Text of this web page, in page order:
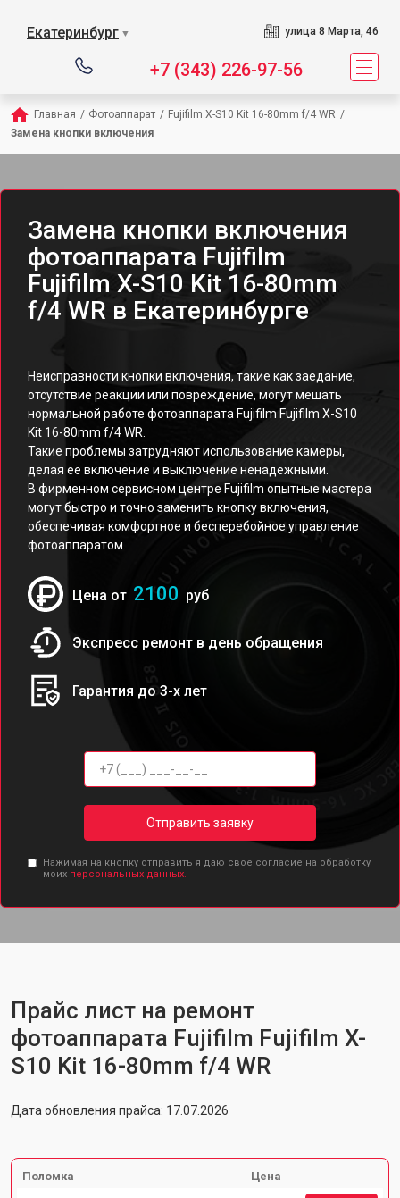
Екатеринбург ▼ улица 8 Марта, 46
+7 (343) 226-97-56
Главная / Фотоаппарат / Fujifilm X-S10 Kit 16-80mm f/4 WR /
Замена кнопки включения
Замена кнопки включения
фотоаппарата Fujifilm
Fujifilm X-S10 Kit 16-80mm
f/4 WR в Екатеринбурге
Неисправности кнопки включения, такие как заедание,
отсутствие реакции или повреждение, могут мешать
нормальной работе фотоаппарата Fujifilm Fujifilm X-S10
Kit 16-80mm f/4 WR.
Такие проблемы затрудняют использование камеры,
делая её включение и выключение ненадежными.
В фирменном сервисном центре Fujifilm опытные мастера
могут быстро и точно заменить кнопку включения,
обеспечивая комфортное и бесперебойное управление
фотоаппаратом.
Цена от 2100 руб
Экспресс ремонт в день обращения
Гарантия до 3-х лет
Отправить заявку
Нажимая на кнопку отправить я даю свое согласие на обработку
моих персональных данных.
Прайс лист на ремонт
фотоаппарата Fujifilm Fujifilm X-
S10 Kit 16-80mm f/4 WR
Дата обновления прайса: 17.07.2026
Поломка Цена